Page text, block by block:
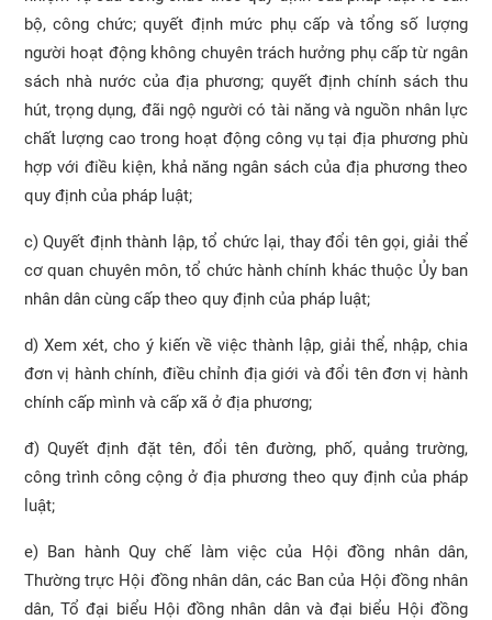
bộ, công chức; quyết định mức phụ cấp và tổng số lượng
người hoạt động không chuyên trách hưởng phụ cấp từ ngân
sách nhà nước của địa phương; quyết định chính sách thu
hút, trọng dụng, đãi ngộ người có tài năng và nguồn nhân lực
chất lượng cao trong hoạt động công vụ tại địa phương phù
hợp với điều kiện, khả năng ngân sách của địa phương theo
quy định của pháp luật;
c) Quyết định thành lập, tổ chức lại, thay đổi tên gọi, giải thể
cơ quan chuyên môn, tổ chức hành chính khác thuộc Ủy ban
nhân dân cùng cấp theo quy định của pháp luật;
d) Xem xét, cho ý kiến về việc thành lập, giải thể, nhập, chia
đơn vị hành chính, điều chỉnh địa giới và đổi tên đơn vị hành
chính cấp mình và cấp xã ở địa phương;
đ) Quyết định đặt tên, đổi tên đường, phố, quảng trường,
công trình công cộng ở địa phương theo quy định của pháp
luật;
e) Ban hành Quy chế làm việc của Hội đồng nhân dân,
Thường trực Hội đồng nhân dân, các Ban của Hội đồng nhân
dân, Tổ đại biểu Hội đồng nhân dân và đại biểu Hội đồng